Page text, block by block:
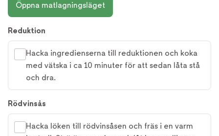
Öppna matlagningsläget
Reduktion
Hacka ingredienserna till reduktionen och koka
med vätska i ca 10 minuter för att sedan låta stå
och dra.
Rödvinsås
Hacka löken till rödvinsåsen och fräs i en varm